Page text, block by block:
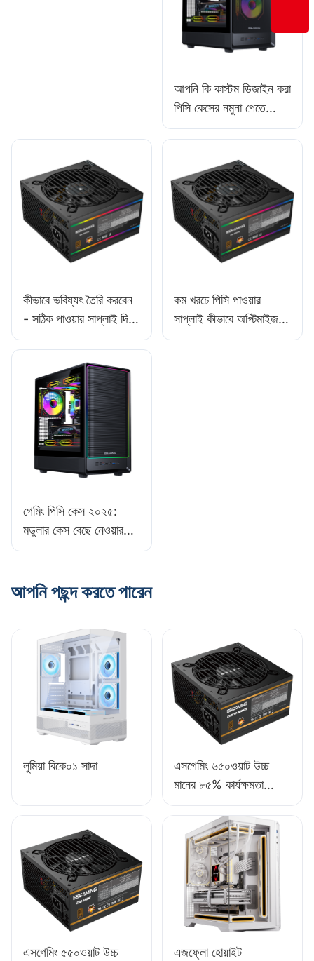
আপনি কি কাস্টম ডিজাইন করা
পিসি কেসের নমুনা পেতে
পারেন?
কীভাবে ভবিষ্যৎ তৈরি করবেন
- সঠিক পাওয়ার সাপ্লাই দিয়ে
আপনার পিসির নির্মাণের প্রমাণ
কম খরচে পিসি পাওয়ার
সাপ্লাই কীভাবে অপ্টিমাইজ
করবেন - লেটেন্সি গেমিং
গেমিং পিসি কেস ২০২৫:
মডুলার কেস বেছে নেওয়ার
সুবিধা
আপনি পছন্দ করতে পারেন
লুমিয়া বিকে০১ সাদা
এসগেমিং ৬৫০ওয়াট উচ্চ
মানের ৮৫% কার্যক্ষমতা
সম্পন্ন ফুল-মডিউল ৮০+
ব্রোঞ্জ ডেস্কটপ পিসি পাওয়ার
সাপ্লাই ESB650W
এসগেমিং ৫৫০ওয়াট উচ্চ
এজফ্লো হোয়াইট